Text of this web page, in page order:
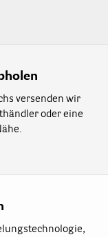
versenden wir
oder eine